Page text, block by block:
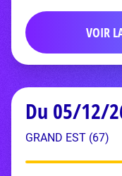
VOIR
Du 05/12/
GRAND EST (67)